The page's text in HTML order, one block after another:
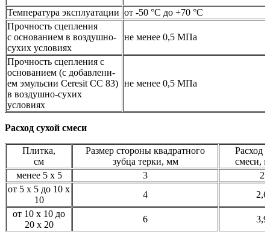
Температура эксплуатации от -50 °C до +70 °C
Прочность сцепления
с основанием в воздушно-
сухих условиях
не менее 0,5 МПа
Прочность сцепления с
основанием (с добавлени-
ем эмульсии Ceresit CC 83)
в воздушно-сухих
условиях
не менее 0,5 МПа
Расход сухой смеси
Плитка,
см
Размер стороны квадратного
зубца терки, мм
Расход
смеси,
менее 5 х 5
3
2
от 5 х 5 до 10 х
10
4
2,6
от 10 х 10 до
20 х 20
6
3,9